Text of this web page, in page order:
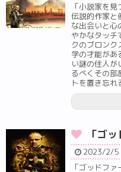
「小説家を
伝説的作家と
な出会いと心
やかなタッチ
クのブロン
学の才能があ
い謎の住人
るべくその部
トを置き忘れ
「ゴ
2023/2/5
「ゴッドフ